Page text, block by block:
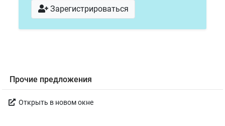
Зарегистрироваться
Прочие предложения
Открыть в новом окне